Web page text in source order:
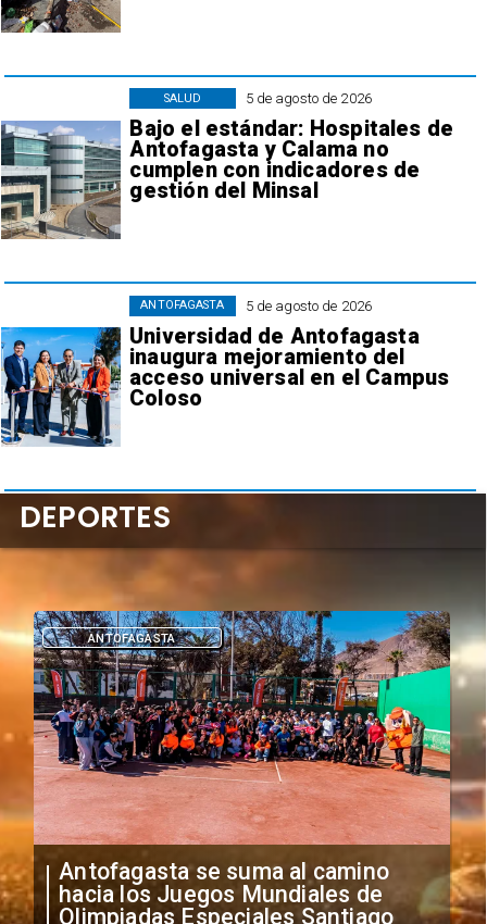
5 de agosto de 2026
Bajo el estándar: Hospitales de
Antofagasta y Calama no
cumplen con indicadores de
gestión del Minsal
SALUD
5 de agosto de 2026
Universidad de Antofagasta
inaugura mejoramiento del
acceso universal en el Campus
Coloso
ANTOFAGASTA
"Falta de profesionalismo": Sifup
anuncia medidas por situación
irregular de futbolistas
DEPORTES
DEPORTES